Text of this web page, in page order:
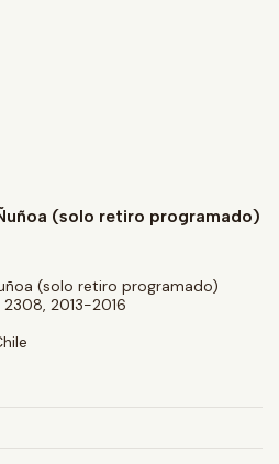
(solo retiro programado)
(solo retiro programado)
2308, 2013-2016